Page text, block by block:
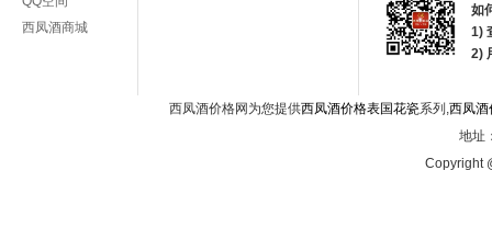
西凤酒商城
如
1)
2)
西凤酒价格网为您提供西凤酒价格表国花瓷系列,西凤酒
地址
Copyright